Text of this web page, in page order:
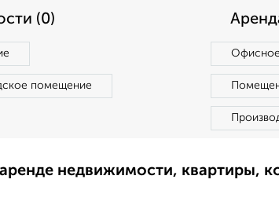
(0)
помещение
недвижимости, квартиры,